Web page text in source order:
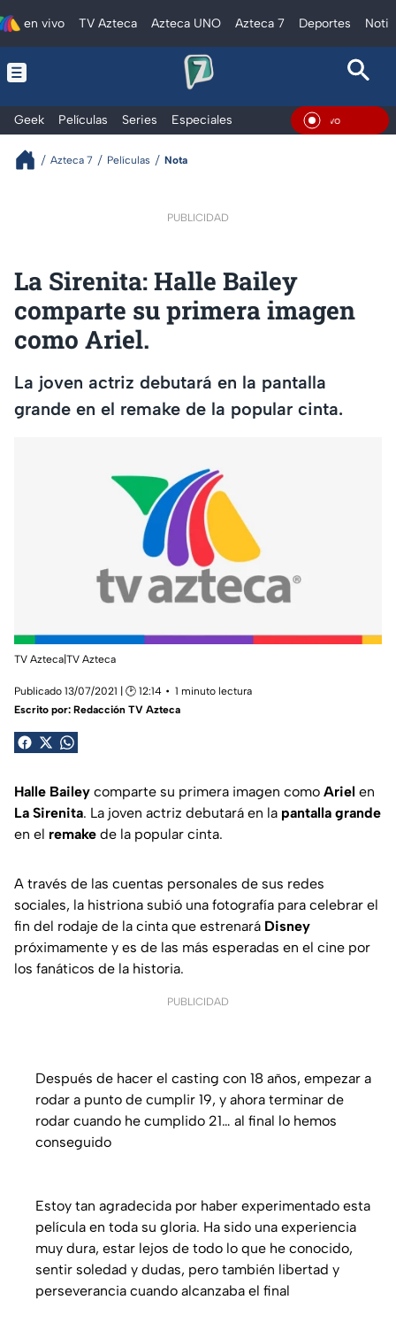
en vivo TV Azteca Azteca UNO Azteca 7 Deportes
Geek Películas Series Especiales En
Azteca 7 Películas Nota
PUBLICIDAD
La Sirenita: Halle Bailey
comparte su primera imagen
como Ariel.
La joven actriz debutará en la pantalla
grande en el remake de la popular cinta.
TV Azteca|TV Azteca
Publicado 13/07/2021 | 🕑 12:14
1 minuto lectura
Escrito por: Redacción TV Azteca
Halle Bailey comparte su primera imagen como Ariel en
La Sirenita. La joven actriz debutará en la pantalla grande
en el remake de la popular cinta.
A través de las cuentas personales de sus redes
sociales, la histriona subió una fotografía para celebrar el
fin del rodaje de la cinta que estrenará Disney
próximamente y es de las más esperadas en el cine por
los fanáticos de la historia.
PUBLICIDAD
Después de hacer el casting con 18 años, empezar a
rodar a punto de cumplir 19, y ahora terminar de
rodar cuando he cumplido 21… al final lo hemos
conseguido
Estoy tan agradecida por haber experimentado esta
película en toda su gloria. Ha sido una experiencia
muy dura, estar lejos de todo lo que he conocido,
sentir soledad y dudas, pero también libertad y
perseverancia cuando alcanzaba el final